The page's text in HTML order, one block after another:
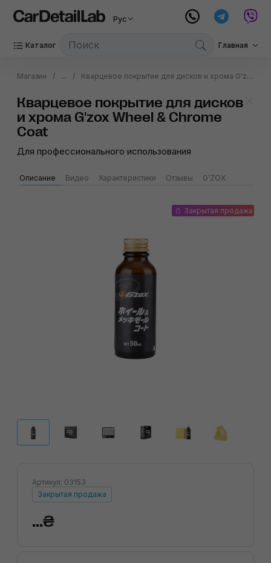
Рус
Каталог Главная
Магазин ... Кварцевое покрытие для дисков и хрома G'zox Wheel & Chrome Coat
Кварцевое покрытие для дисков
и хрома G'zox Wheel & Chrome
Coat
Для профессионального использования
Описание Видео Характеристики Отзывы G'ZOX
Закрытая продажа
Артикул: 03153
Закрытая продажа
...₴